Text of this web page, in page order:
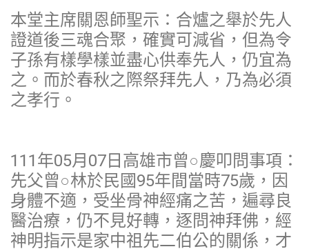
本堂主席關恩師聖示：合爐之舉於先人
證道後三魂合聚，確實可減省，但為令
子孫有樣學樣並盡心供奉先人，仍宜為
之。而於春秋之際祭拜先人，乃為必須
之孝行。
111年05月07日高雄市曾○慶叩問事項：
先父曾○林於民國95年間當時75歲，因
身體不適，受坐骨神經痛之苦，遍尋良
醫治療，仍不見好轉，逐問神拜佛，經
神明指示是家中祖先二伯公的關係，才